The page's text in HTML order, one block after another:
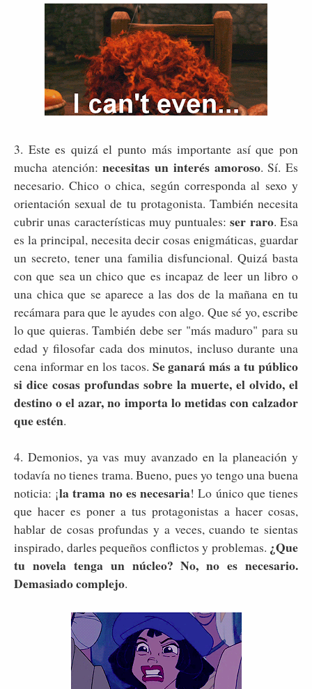
3. Este es quizá el punto más importante así que pon
mucha atención:necesitas un interés amoroso. Sí. Es
necesario. Chico o chica, según corresponda al sexo y
orientación sexual de tu protagonista. También necesita
cubrir unas características muy puntuales:ser raro. Esa
es la principal, necesita decir cosas enigmáticas, guardar
un secreto, tener una familia disfuncional. Quizá basta
con que sea un chico que es incapaz de leer un libro o
una chica que se aparece a las dos de la mañana en tu
recámara para que le ayudes con algo. Que sé yo, escribe
lo que quieras. También debe ser "más maduro" para su
edad y filosofar cada dos minutos, incluso durante una
cena informar en los tacos. Se ganará más a tu público
si dice cosas profundas sobre la muerte, el olvido, el
destino o el azar, no importa lo metidas con calzador
que estén.
4. Demonios, ya vas muy avanzado en la planeación y
todavía no tienes trama. Bueno, pues yo tengo una buena
noticia: ¡la trama no es necesaria! Lo único que tienes
que hacer es poner a tus protagonistas a hacer cosas,
hablar de cosas profundas y a veces, cuando te sientas
inspirado, darles pequeños conflictos y problemas. ¿Que
tu novela tenga un núcleo? No, no es necesario.
Demasiado complejo.